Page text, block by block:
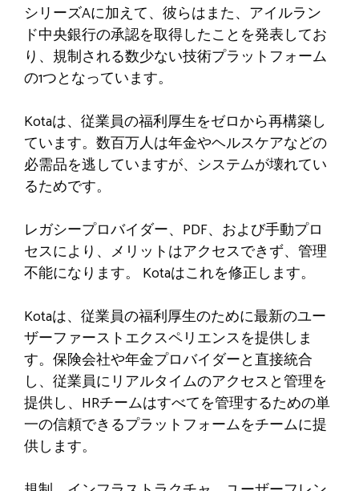
シリーズAに加えて、彼らはまた、アイルラン
ド中央銀行の承認を取得したことを発表してお
り、規制される数少ない技術プラットフォーム
の1つとなっています。
Kotaは、従業員の福利厚生をゼロから再構築し
ています。数百万人は年金やヘルスケアなどの
必需品を逃していますが、システムが壊れてい
るためです。
レガシープロバイダー、PDF、および手動プロ
セスにより、メリットはアクセスできず、管理
不能になります。 Kotaはこれを修正します。
Kotaは、従業員の福利厚生のために最新のユー
ザーファーストエクスペリエンスを提供しま
す。保険会社や年金プロバイダーと直接統合
し、従業員にリアルタイムのアクセスと管理を
提供し、HRチームはすべてを管理するための単
一の信頼できるプラットフォームをチームに提
供します。